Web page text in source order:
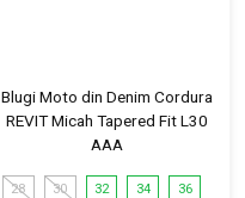
Blugi Moto din Denim Cordura
REVIT Micah Tapered Fit L30
AAA
28 30 32 34 36